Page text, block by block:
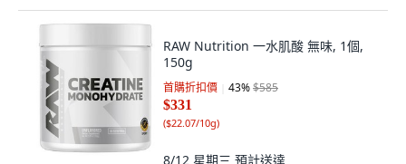
RAW Nutrition 一水肌酸 無味, 1個,
150g
首購折扣價 43%$585
$331
($22.07/10g)
8/12 星期三 預計送達